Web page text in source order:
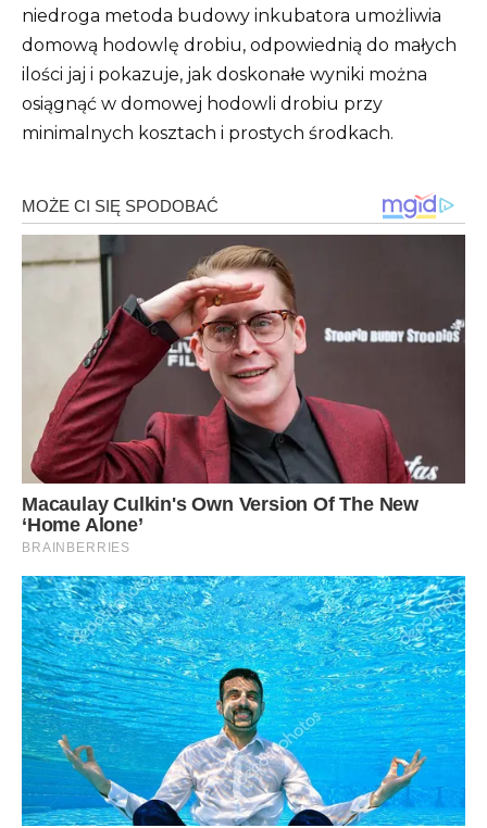
niedroga metoda budowy inkubatora umożliwia
domową hodowlę drobiu, odpowiednią do małych
ilości jaj i pokazuje, jak doskonałe wyniki można
osiągnąć w domowej hodowli drobiu przy
minimalnych kosztach i prostych środkach.